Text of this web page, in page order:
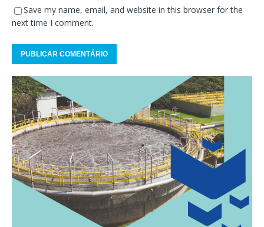
Save my name, email, and website in this browser for the
next time I comment.